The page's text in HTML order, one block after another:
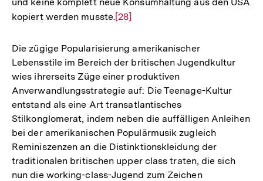
kopiert werden musste.Zur
der
Fußnote
[28]
Die zügige Popularisierung amerikanischer
Lebensstile im Bereich der britischen Jugendkultur
wies ihrerseits Züge einer produktiven
Anverwandlungsstrategie auf: Die Teenage-Kultur
entstand als eine Art transatlantisches
Stilkonglomerat, indem neben die auffälligen Anleihen
bei der amerikanischen Populärmusik zugleich
Reminiszenzen an die Distinktionskleidung der
traditionalen britischen upper class traten, die sich
nun die working-class-Jugend zum Zeichen